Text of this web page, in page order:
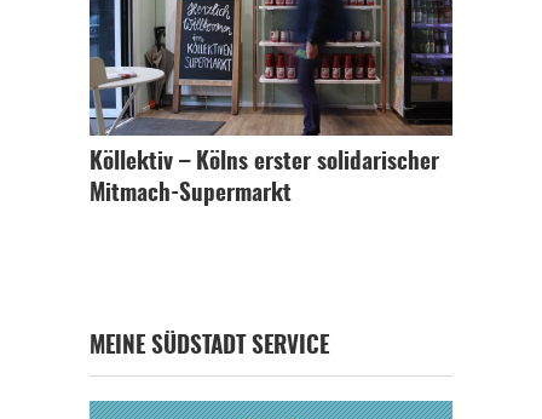
Köllektiv – Kölns erster solidarischer
Mitmach-Supermarkt
MEINE SÜDSTADT SERVICE